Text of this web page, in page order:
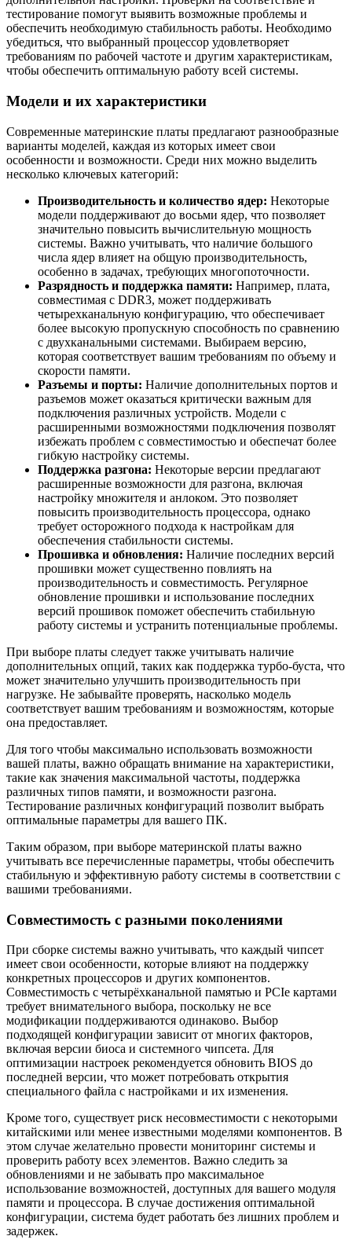
тестирование помогут выявить возможные проблемы и
обеспечить необходимую стабильность работы. Необходимо
убедиться, что выбранный процессор удовлетворяет
требованиям по рабочей частоте и другим характеристикам,
чтобы обеспечить оптимальную работу всей системы.
Модели и их характеристики
Современные материнские платы предлагают разнообразные
варианты моделей, каждая из которых имеет свои
особенности и возможности. Среди них можно выделить
несколько ключевых категорий:
Производительность и количество ядер: Некоторые
модели поддерживают до восьми ядер, что позволяет
значительно повысить вычислительную мощность
системы. Важно учитывать, что наличие большого
числа ядер влияет на общую производительность,
особенно в задачах, требующих многопоточности.
Разрядность и поддержка памяти: Например, плата,
совместимая с DDR3, может поддерживать
четырехканальную конфигурацию, что обеспечивает
более высокую пропускную способность по сравнению
с двухканальными системами. Выбираем версию,
которая соответствует вашим требованиям по объему и
скорости памяти.
Разъемы и порты: Наличие дополнительных портов и
разъемов может оказаться критически важным для
подключения различных устройств. Модели с
расширенными возможностями подключения позволят
избежать проблем с совместимостью и обеспечат более
гибкую настройку системы.
Поддержка разгона: Некоторые версии предлагают
расширенные возможности для разгона, включая
настройку множителя и анлоком. Это позволяет
повысить производительность процессора, однако
требует осторожного подхода к настройкам для
обеспечения стабильности системы.
Прошивка и обновления: Наличие последних версий
прошивки может существенно повлиять на
производительность и совместимость. Регулярное
обновление прошивки и использование последних
версий прошивок поможет обеспечить стабильную
работу системы и устранить потенциальные проблемы.
При выборе платы следует также учитывать наличие
дополнительных опций, таких как поддержка турбо-буста, что
может значительно улучшить производительность при
нагрузке. Не забывайте проверять, насколько модель
соответствует вашим требованиям и возможностям, которые
она предоставляет.
Для того чтобы максимально использовать возможности
вашей платы, важно обращать внимание на характеристики,
такие как значения максимальной частоты, поддержка
различных типов памяти, и возможности разгона.
Тестирование различных конфигураций позволит выбрать
оптимальные параметры для вашего ПК.
Таким образом, при выборе материнской платы важно
учитывать все перечисленные параметры, чтобы обеспечить
стабильную и эффективную работу системы в соответствии с
вашими требованиями.
Совместимость с разными поколениями
При сборке системы важно учитывать, что каждый чипсет
имеет свои особенности, которые влияют на поддержку
конкретных процессоров и других компонентов.
Совместимость с четырёхканальной памятью и PCIe картами
требует внимательного выбора, поскольку не все
модификации поддерживаются одинаково. Выбор
подходящей конфигурации зависит от многих факторов,
включая версии биоса и системного чипсета. Для
оптимизации настроек рекомендуется обновить BIOS до
последней версии, что может потребовать открытия
специального файла с настройками и их изменения.
Кроме того, существует риск несовместимости с некоторыми
китайскими или менее известными моделями компонентов. В
этом случае желательно провести мониторинг системы и
проверить работу всех элементов. Важно следить за
обновлениями и не забывать про максимальное
использование возможностей, доступных для вашего модуля
памяти и процессора. В случае достижения оптимальной
конфигурации, система будет работать без лишних проблем и
задержек.